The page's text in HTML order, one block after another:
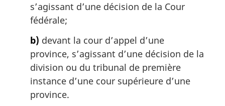
s’agissant d’une décision de la Cour
fédérale;
b) devant la cour d’appel d’une
province, s’agissant d’une décision de la
division ou du tribunal de première
instance d’une cour supérieure d’une
province.